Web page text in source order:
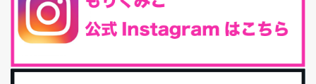
iHerb特大セール終了間近！みんな何買う？
最近お風呂上がりの炭酸水をシリカシリカにしているんだけど確か